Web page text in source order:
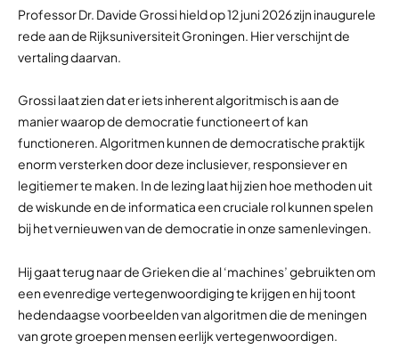
Professor Dr. Davide Grossi hield op 12 juni 2026 zijn inaugurele
rede aan de Rijksuniversiteit Groningen. Hier verschijnt de
vertaling daarvan.
Grossi laat zien dat er iets inherent algoritmisch is aan de
manier waarop de democratie functioneert of kan
functioneren. Algoritmen kunnen de democratische praktijk
enorm versterken door deze inclusiever, responsiever en
legitiemer te maken. In de lezing laat hij zien hoe methoden uit
de wiskunde en de informatica een cruciale rol kunnen spelen
bij het vernieuwen van de democratie in onze samenlevingen.
Hij gaat terug naar de Grieken die al ‘machines’ gebruikten om
een evenredige vertegenwoordiging te krijgen en hij toont
hedendaagse voorbeelden van algoritmen die de meningen
van grote groepen mensen eerlijk vertegenwoordigen.